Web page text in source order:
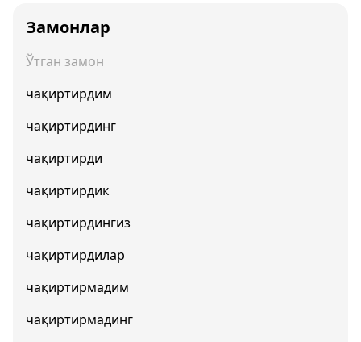
Замонлар
Ўтган замон
чақиртирдим
чақиртирдинг
чақиртирди
чақиртирдик
чақиртирдингиз
чақиртирдилар
чақиртирмадим
чақиртирмадинг